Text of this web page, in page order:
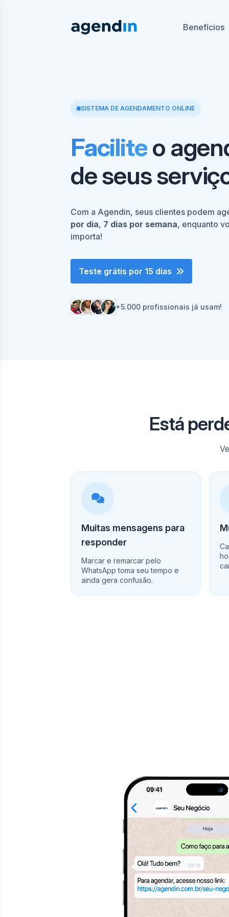
Benefícios
SISTEMA DE AGENDAMENTO ONLINE
Faciliteo
de seus
Com a Agendin, seus clientes podem
por dia, 7 dias por semana, enquanto
importa!
Teste grátis por 15 dias
+5.000 profissionais já usam!
Está
Muitas mensagens para
responder
Marcar e remarcar pelo
WhatsApp toma seu tempo e
ainda gera confusão.